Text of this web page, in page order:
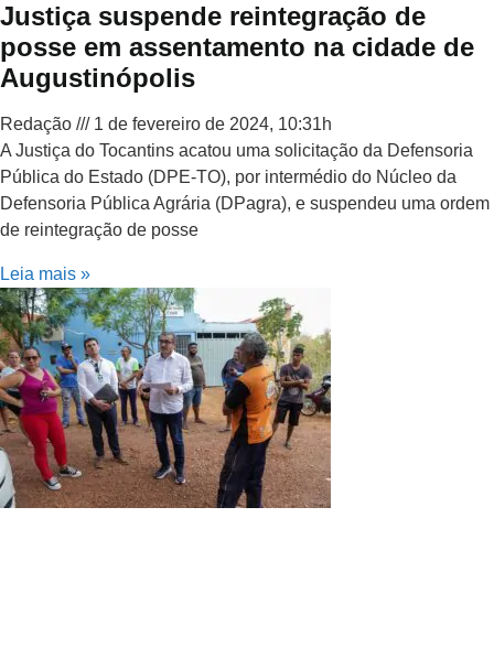
Justiça suspende reintegração de
posse em assentamento na cidade de
Augustinópolis
Redação
1 de fevereiro de 2024, 10:31h
A Justiça do Tocantins acatou uma solicitação da Defensoria
Pública do Estado (DPE-TO), por intermédio do Núcleo da
Defensoria Pública Agrária (DPagra), e suspendeu uma ordem
de reintegração de posse
Leia mais »